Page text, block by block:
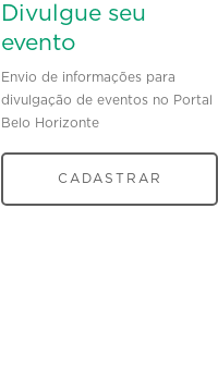
Divulgue seu
evento
Envio de informações para
divulgação de eventos no Portal
Belo Horizonte
CADASTRAR